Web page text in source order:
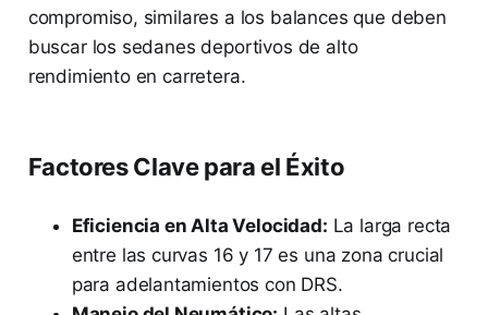
compromiso, similares a los balances que deben
buscar los sedanes deportivos de alto
rendimiento en carretera.
Factores Clave para el Éxito
Eficiencia en Alta Velocidad: La larga recta
entre las curvas 16 y 17 es una zona crucial
para adelantamientos con DRS.